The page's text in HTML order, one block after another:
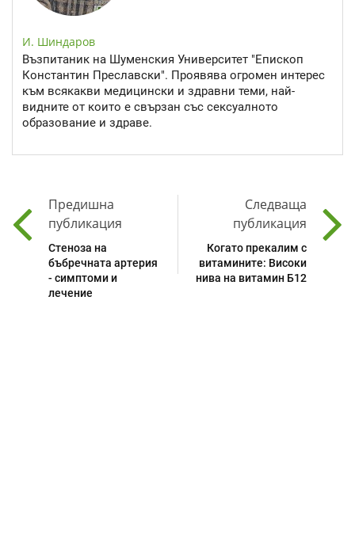
И. Шиндаров
Възпитаник на Шуменския Университет "Епископ
Константин Преславски". Проявява огромен интерес
към всякакви медицински и здравни теми, най-
видните от които е свързан със сексуалното
образование и здраве.
Предишна
публикация
Стеноза на
бъбречната артерия
- симптоми и
лечение
Следваща
публикация
Когато прекалим с
витамините: Високи
нива на витамин Б12